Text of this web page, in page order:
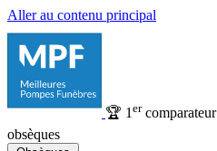
Aller au contenu principal
🏆 1 ercomparateur
obsèques